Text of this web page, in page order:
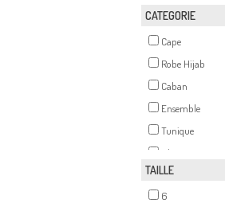
CATEGORIE
Cape
Robe Hijab
Caban
Ensemble
Tunique
Blouse
Jupe
Abayas
TAILLE
6